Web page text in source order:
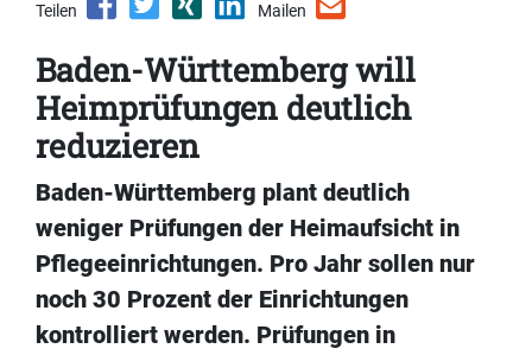
Teilen Mailen
Baden-Württemberg will
Heimprüfungen deutlich
reduzieren
Baden-Württemberg plant deutlich
weniger Prüfungen der Heimaufsicht in
Pflegeeinrichtungen. Pro Jahr sollen nur
noch 30 Prozent der Einrichtungen
kontrolliert werden. Prüfungen in